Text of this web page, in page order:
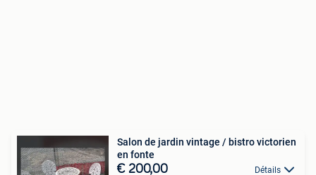
Salon de jardin vintage / bistro victorien
en fonte
€ 200,00 Détails